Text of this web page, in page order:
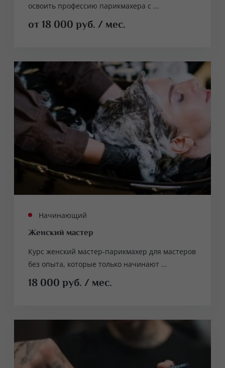
освоить профессию парикмахера с ...
от 18 000 руб. / мес.
Начинающий
Женский мастер
Курс женский мастер-парикмахер для мастеров
без опыта, которые только начинают ...
18 000 руб. / мес.